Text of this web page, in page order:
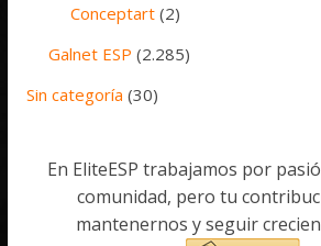
Conceptart (2)
Galnet ESP (2.285)
Sin categoría (30)
En EliteESP trabajamos por
comunidad, pero tu
mantenernos y seguir